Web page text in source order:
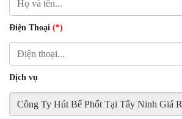
Điện Thoại (*)
Dịch vụ